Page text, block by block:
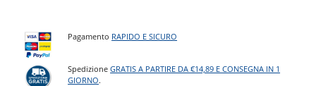
Pagamento RAPIDO E SICURO
SpedizioneGRATIS A PARTIRE DA €14,89 E CONSEGNA IN 1
GIORNO.